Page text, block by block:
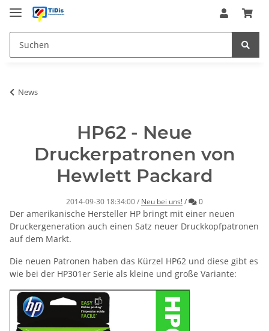
News
HP62 - Neue
Druckerpatronen von
Hewlett Packard
2014-09-30 18:34:00/ Neu bei uns!/ Kommentare
0
Der amerikanische Hersteller HP bringt mit einer neuen
Druckergeneration auch einen Satz neuer Druckkopfpatronen
auf dem Markt.
Die neuen Patronen haben das Kürzel HP62 und diese gibt es
wie bei der HP301er Serie als kleine und große Variante: